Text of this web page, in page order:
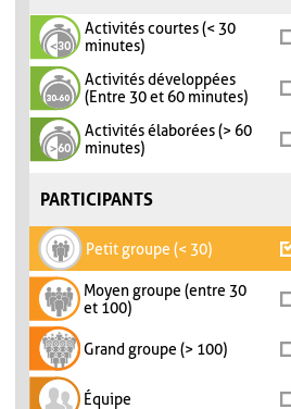
Activités courtes (< 30
minutes)
Activités développées
(Entre 30 et 60 minutes)
Activités élaborées (> 60
minutes)
PARTICIPANTS
Petit groupe (< 30)
Moyen groupe (entre 30
et 100)
Grand groupe (> 100)
Équipe